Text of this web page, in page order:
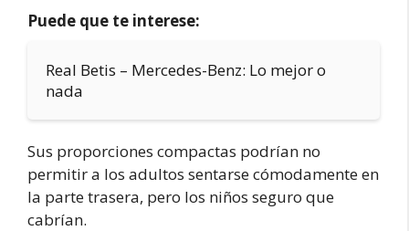
Puede que te interese:
Real Betis – Mercedes-Benz: Lo mejor o
nada
Sus proporciones compactas podrían no
permitir a los adultos sentarse cómodamente en
la parte trasera, pero los niños seguro que
cabrían.